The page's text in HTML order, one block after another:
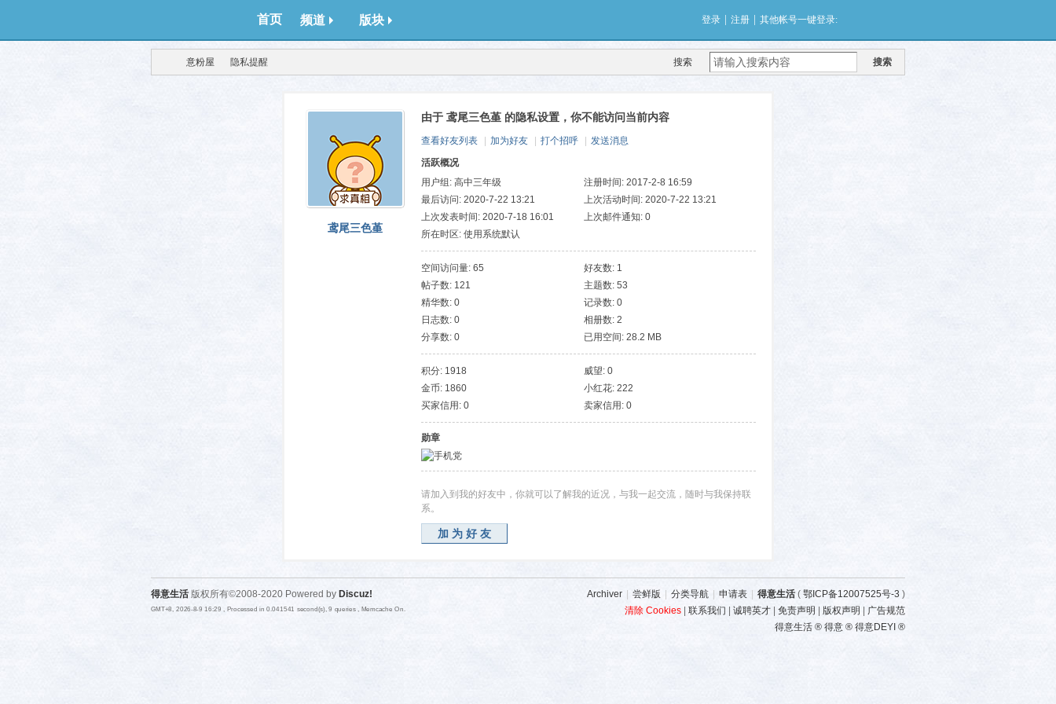
首页 频道 版块 登录 注册 其他帐号一键登录:
搜索 搜索
武汉
意粉屋 隐私提醒
鸢尾三色堇
由于 鸢尾三色堇 的隐私设置，你不能访问当前内容
查看好友列表 加为好友 打个招呼
发送消息
活跃概况
用户组: 高中三年级
注册时间: 2017-2-8 16:59
最后访问: 2020-7-22 13:21
上次活动时间: 2020-7-22 13:21
上次发表时间: 2020-7-18 16:01
上次邮件通知: 0
所在时区: 使用系统默认
空间访问量: 65
好友数: 1
帖子数: 121
主题数: 53
精华数: 0
记录数: 0
日志数: 0
相册数: 2
分享数: 0
已用空间: 28.2 MB
积分: 1918
威望: 0
金币: 1860
小红花: 222
买家信用: 0
卖家信用: 0
勋章
请加入到我的好友中，你就可以了解我的近况，与我一起交流，随时与我保持联
系。
加为好友
Archiver 尝鲜版 分类导航 申请表 得意生活 ( 鄂ICP备12007525号-3 )
清除 Cookies
联系我们 诚聘英才 免责声明 版权声明
广告规范
得意生活 ® 得意 ® 得意DEYI ®
得意生活 版权所有©2008-2020 Powered by Discuz!
GMT+8, 2026-8-9 16:29 , Processed in 0.041541 second(s), 9 queries , Memcache On.